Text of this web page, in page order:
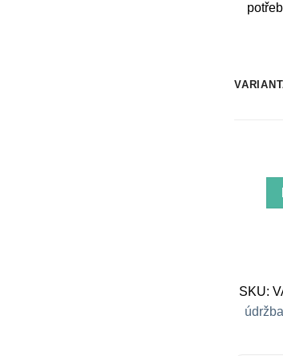
SKU:
údržba